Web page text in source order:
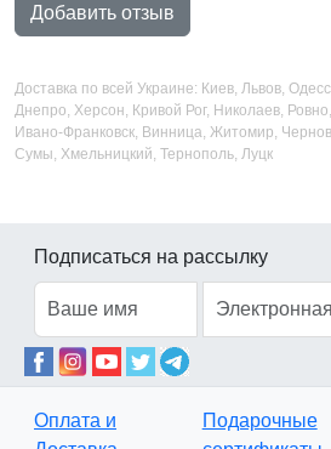
Добавить отзыв
Доставка по всей Украине: Киев, Львов,
Днепро, Херсон, Кривой Рог, Николаев,
Ивано-Франковск, Винница, Житомир,
Сумы, Хмельницкий, Тернополь, Луцк
Подписаться на рассылку
Оплата и
Подарочные